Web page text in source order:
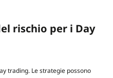
rischio per i Day
trading. Le strategie possono